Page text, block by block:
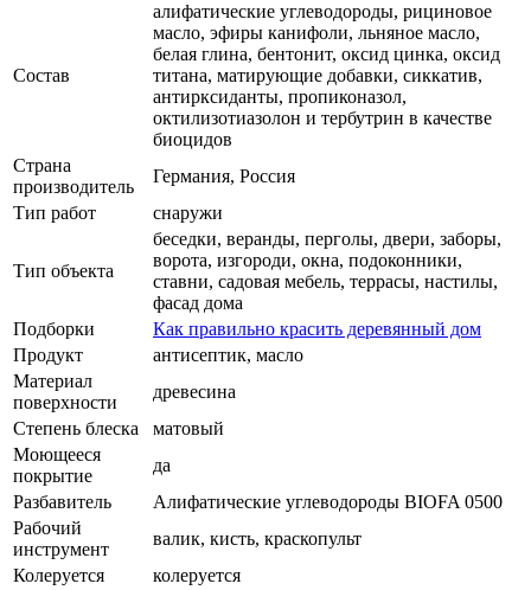
Состав
алифатические углеводороды, рициновое
масло, эфиры канифоли, льняное масло,
белая глина, бентонит, оксид цинка, оксид
титана, матирующие добавки, сиккатив,
антирксиданты, пропиконазол,
октилизотиазолон и тербутрин в качестве
биоцидов
Страна
производитель
Германия, Россия
Тип работ
снаружи
Тип объекта
беседки, веранды, перголы, двери, заборы,
ворота, изгороди, окна, подоконники,
ставни, садовая мебель, террасы, настилы,
фасад дома
Подборки
Как правильно красить деревянный дом
Продукт
антисептик, масло
Материал
поверхности
древесина
Степень блеска
матовый
Моющееся
покрытие
да
Разбавитель
Алифатические углеводороды BIOFA 0500
Рабочий
инструмент
валик, кисть, краскопульт
Колеруется
колеруется